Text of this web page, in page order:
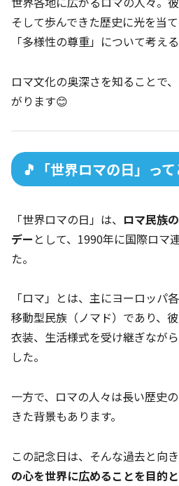
そして歩んできた歴史に光を当
「多様性の尊重」について考え
ロマ文化の奥深さを知ることで
がります😊
🎵「世界ロマの日」っ
「世界ロマの日」は、 ロマ民族
デー として、1990年に国際ロマ
た。
「ロマ」とは、主にヨーロッパ
移動型民族（ノマド）であり、
衣装、生活様式を受け継ぎなが
した。
一方で、ロマの人々は長い歴史
きた背景もあります。
この記念日は、そんな過去と向き
の心を世界に広めることを目的